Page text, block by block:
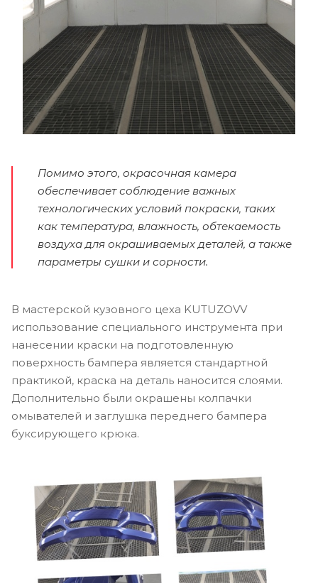
Помимо этого, окрасочная камера
обеспечивает соблюдение важных
технологических условий покраски, таких
как температура, влажность, обтекаемость
воздуха для окрашиваемых деталей, а также
параметры сушки и сорности.
В мастерской кузовного цеха KUTUZOVV
использование специального инструмента при
нанесении краски на подготовленную
поверхность бампера является стандартной
практикой, краска на деталь наносится слоями.
Дополнительно были окрашены колпачки
омывателей и заглушка переднего бампера
буксирующего крюка.